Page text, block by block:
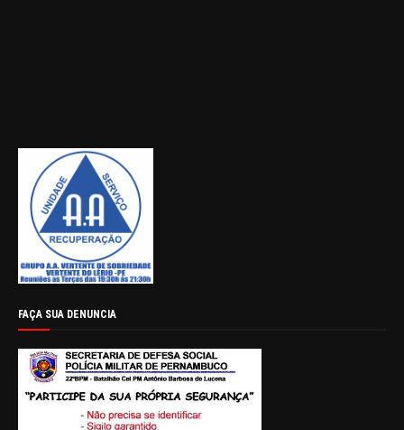
FAÇA SUA DENUNCIA